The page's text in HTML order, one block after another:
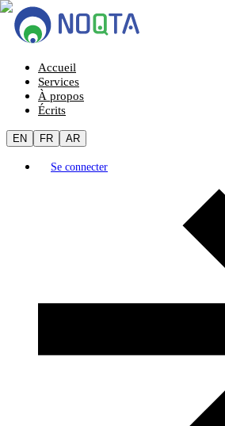
Accueil
Services
À propos
Écrits
EN FR AR
Se connecter